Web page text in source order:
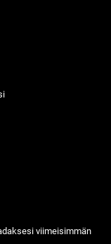
viimeisimmän